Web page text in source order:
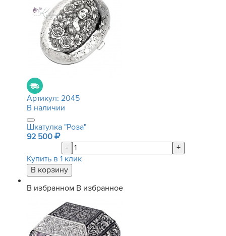
Артикул: 2045
В наличии
Шкатулка "Роза"
92 500
-
+
Купить в 1 клик
В избранном В избранное